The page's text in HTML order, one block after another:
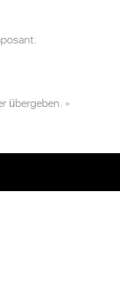
übergeben. »